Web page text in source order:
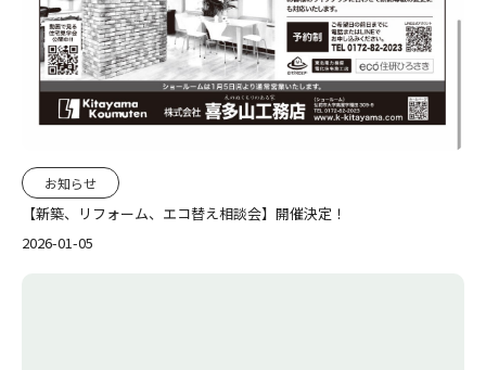
お知らせ
【新築、リフォーム、エコ替え相談会】開催決定！
2026-01-05